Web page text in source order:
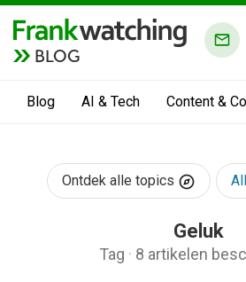
BLOG
Blog AI & Tech Content &
Ontdek alle topics
Geluk
Tag · 8 artikelen